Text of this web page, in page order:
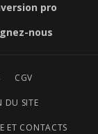
pro
nous
CGV
DU SITE
ET CONTACTS